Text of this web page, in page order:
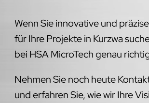
Wenn Sie innovative und
für Ihre Projekte in Kurzwa
bei HSA MicroTech genau
Nehmen Sie noch heute
und erfahren Sie, wie wir Ihre